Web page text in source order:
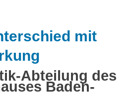
mit
Abteilung des
Baden-